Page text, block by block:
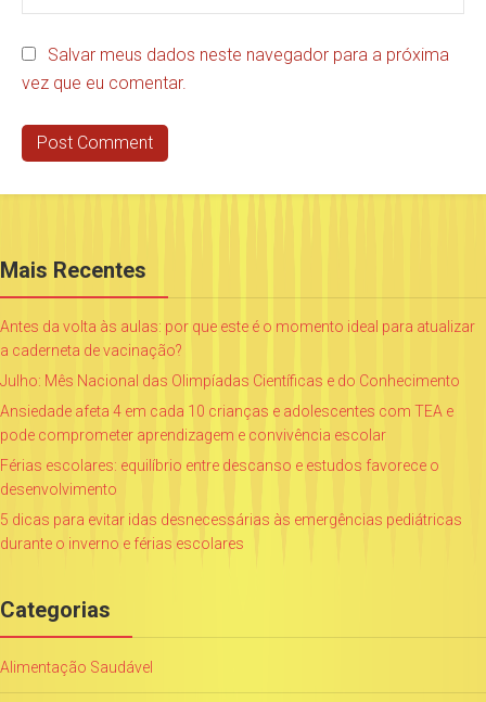
Salvar meus dados neste navegador para a próxima
vez que eu comentar.
Mais Recentes
Antes da volta às aulas: por que este é o momento ideal para atualizar
a caderneta de vacinação?
Julho: Mês Nacional das Olimpíadas Científicas e do Conhecimento
Ansiedade afeta 4 em cada 10 crianças e adolescentes com TEA e
pode comprometer aprendizagem e convivência escolar
Férias escolares: equilíbrio entre descanso e estudos favorece o
desenvolvimento
5 dicas para evitar idas desnecessárias às emergências pediátricas
durante o inverno e férias escolares
Categorias
Alimentação Saudável